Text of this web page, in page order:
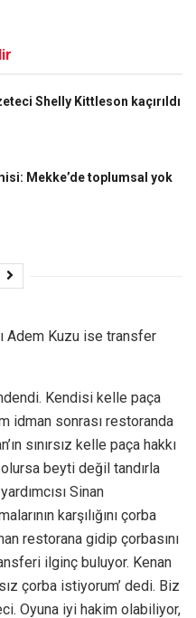
Shelly Kittleson kaçırıldı
Mekke’de toplumsal yok
Adem Kuzu ise transfer
Kendisi kelle paça
idman sonrası restoranda
sınırsız kelle paça hakkı
olursa beyti değil tandırla
Sinan
karşılığını çorba
restorana gidip çorbasını
ilginç buluyor. Kenan
çorba istiyorum’ dedi. Biz
Oyuna iyi hakim olabiliyor,